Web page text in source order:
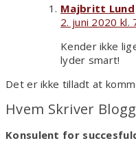
Majbritt Lund
2. juni 2020 kl.
Kender ikke
lyder smart!
Det er ikke tilladt at
Hvem Skriver
Konsulent for